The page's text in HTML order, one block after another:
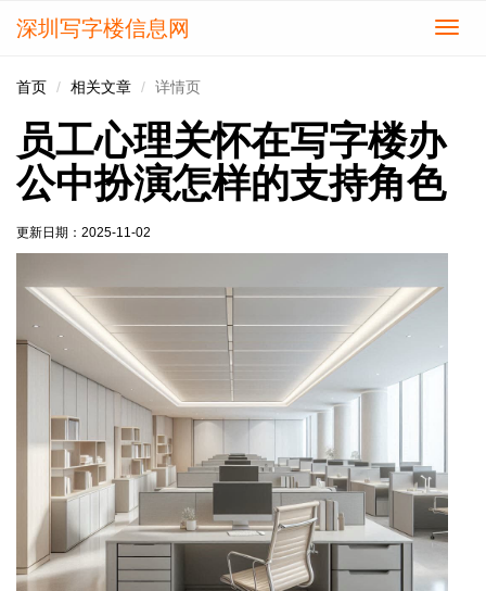
切
深圳写字楼信息网
首页 相关文章 详情页
员工心理关怀在写字楼办
公中扮演怎样的支持角色
更新日期： 2025-11-02